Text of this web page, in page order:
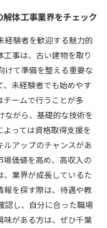
体工事業界をチェック
経験者を歓迎する魅力的
事は、古い建物を取り
けて準備を整える重要な
未経験者でも始めやす
チームで行うことが多
ながら、基礎的な技術を
っては資格取得支援を
アップのチャンスがあ
場価値を高め、高収入の
、業界が成長しているた
報を探す際は、待遇や教
認し、自分に合った職場
味がある方は、ぜひ千葉